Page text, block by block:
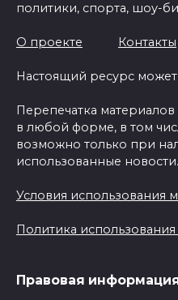
политики, спорта, шоу-
О проекте Контакты
Настоящий ресурс
Перепечатка
в любой форме, в том
возможно только при
использованные новости.
Условия использования
Политика
Правовая